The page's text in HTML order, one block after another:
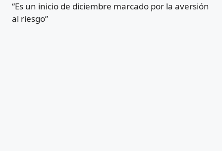
“Es un inicio de diciembre marcado por la aversión
al riesgo”